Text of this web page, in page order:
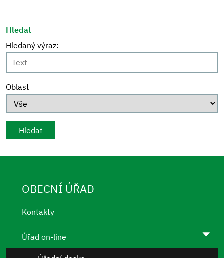
Hledat
Hledaný výraz:
Oblast
OBECNÍ ÚŘAD
Kontakty
Úřad on-line